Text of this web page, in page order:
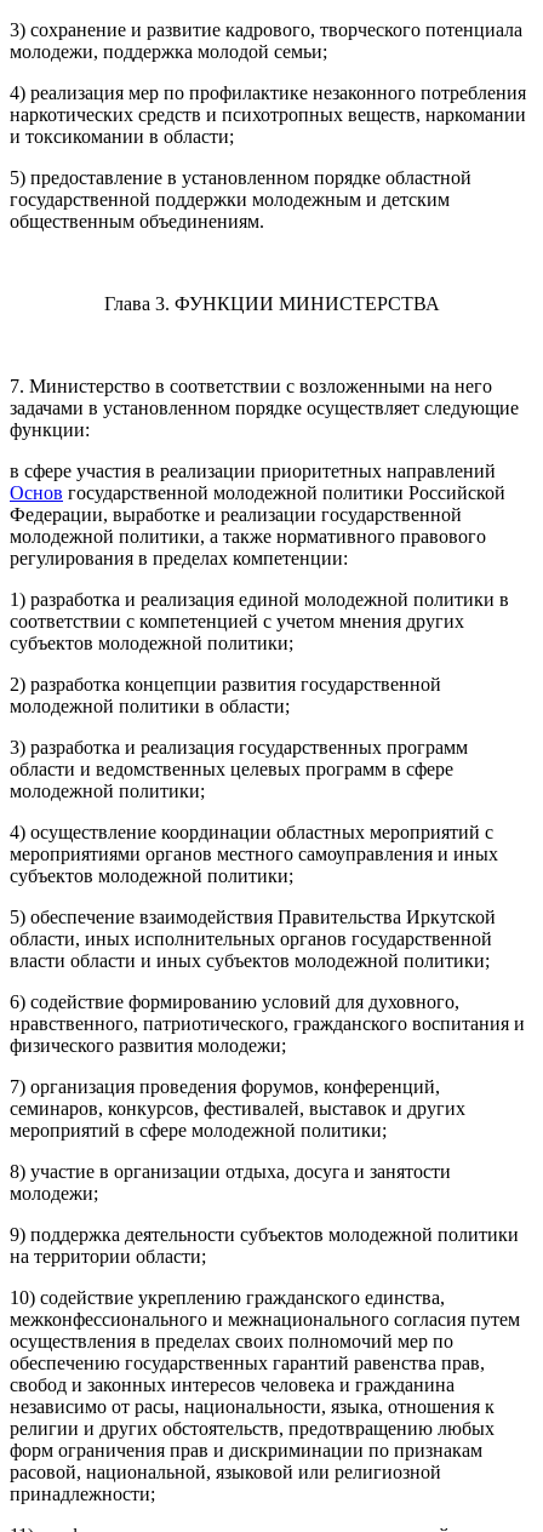
3) сохранение и развитие кадрового, творческого потенциала
молодежи, поддержка молодой семьи;
4) реализация мер по профилактике незаконного потребления
наркотических средств и психотропных веществ, наркомании
и токсикомании в области;
5) предоставление в установленном порядке областной
государственной поддержки молодежным и детским
общественным объединениям.
Глава 3. ФУНКЦИИ МИНИСТЕРСТВА
7. Министерство в соответствии с возложенными на него
задачами в установленном порядке осуществляет следующие
функции:
в сфере участия в реализации приоритетных направлений
Основ государственной молодежной политики Российской
Федерации, выработке и реализации государственной
молодежной политики, а также нормативного правового
регулирования в пределах компетенции:
1) разработка и реализация единой молодежной политики в
соответствии с компетенцией с учетом мнения других
субъектов молодежной политики;
2) разработка концепции развития государственной
молодежной политики в области;
3) разработка и реализация государственных программ
области и ведомственных целевых программ в сфере
молодежной политики;
4) осуществление координации областных мероприятий с
мероприятиями органов местного самоуправления и иных
субъектов молодежной политики;
5) обеспечение взаимодействия Правительства Иркутской
области, иных исполнительных органов государственной
власти области и иных субъектов молодежной политики;
6) содействие формированию условий для духовного,
нравственного, патриотического, гражданского воспитания и
физического развития молодежи;
7) организация проведения форумов, конференций,
семинаров, конкурсов, фестивалей, выставок и других
мероприятий в сфере молодежной политики;
8) участие в организации отдыха, досуга и занятости
молодежи;
9) поддержка деятельности субъектов молодежной политики
на территории области;
10) содействие укреплению гражданского единства,
межконфессионального и межнационального согласия путем
осуществления в пределах своих полномочий мер по
обеспечению государственных гарантий равенства прав,
свобод и законных интересов человека и гражданина
независимо от расы, национальности, языка, отношения к
религии и других обстоятельств, предотвращению любых
форм ограничения прав и дискриминации по признакам
расовой, национальной, языковой или религиозной
принадлежности;